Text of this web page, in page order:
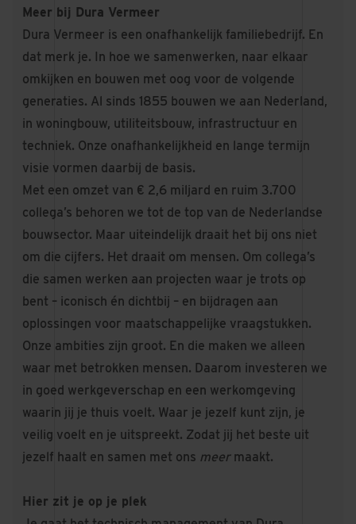
Meer bij Dura Vermeer
Dura Vermeer is een onafhankelijk familiebedrijf. En
dat merk je. In hoe we samenwerken, naar elkaar
omkijken en bouwen met oog voor de volgende
generaties. Al sinds 1855 bouwen we aan Nederland,
in woningbouw, utiliteitsbouw, infrastructuur en
techniek. Onze onafhankelijkheid en lange termijn
visie vormen daarbij de basis.
Met een omzet van € 2,6 miljard en ruim 3.700
collega’s behoren we tot de top van de Nederlandse
bouwsector. Maar uiteindelijk draait het bij ons niet
om die cijfers. Het draait om mensen. Om collega’s
die samen werken aan projecten waar je trots op
bent – iconisch én dichtbij – en bijdragen aan
oplossingen voor maatschappelijke vraagstukken.
Onze ambities zijn groot. En die maken we alleen
waar met betrokken mensen. Daarom investeren we
in goed werkgeverschap en een werkomgeving
waarin jij je thuis voelt. Waar je jezelf kunt zijn, je
veilig voelt en je uitspreekt. Zodat jij het beste uit
jezelf haalt en samen met ons meermaakt.
Hier zit je op je plek